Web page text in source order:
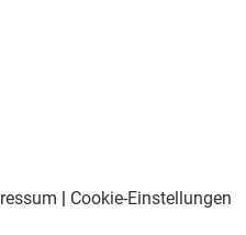
| Cookie-Einstellungen